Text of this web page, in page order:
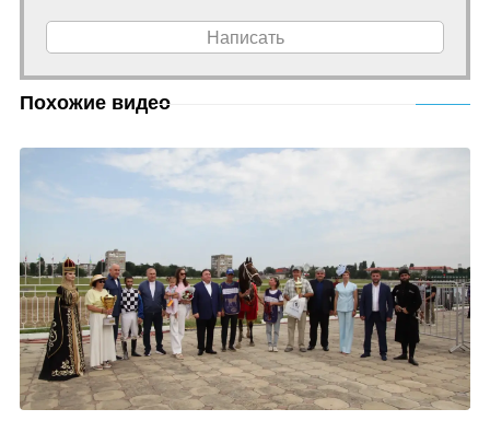
Написать
Похожие видео